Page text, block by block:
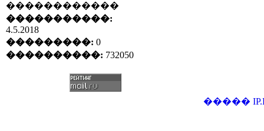
������������
�����������:
4.5.2018
���������: 0
����������: 732050
�����